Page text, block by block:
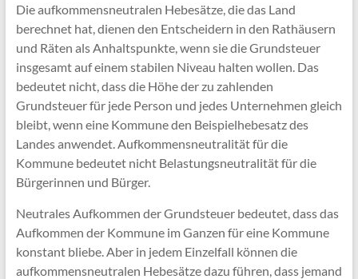
Die aufkommensneutralen Hebesätze, die das Land
berechnet hat, dienen den Entscheidern in den Rathäusern
und Räten als Anhaltspunkte, wenn sie die Grundsteuer
insgesamt auf einem stabilen Niveau halten wollen. Das
bedeutet nicht, dass die Höhe der zu zahlenden
Grundsteuer für jede Person und jedes Unternehmen gleich
bleibt, wenn eine Kommune den Beispielhebesatz des
Landes anwendet. Aufkommensneutralität für die
Kommune bedeutet nicht Belastungsneutralität für die
Bürgerinnen und Bürger.
Neutrales Aufkommen der Grundsteuer bedeutet, dass das
Aufkommen der Kommune im Ganzen für eine Kommune
konstant bliebe. Aber in jedem Einzelfall können die
aufkommensneutralen Hebesätze dazu führen, dass jemand